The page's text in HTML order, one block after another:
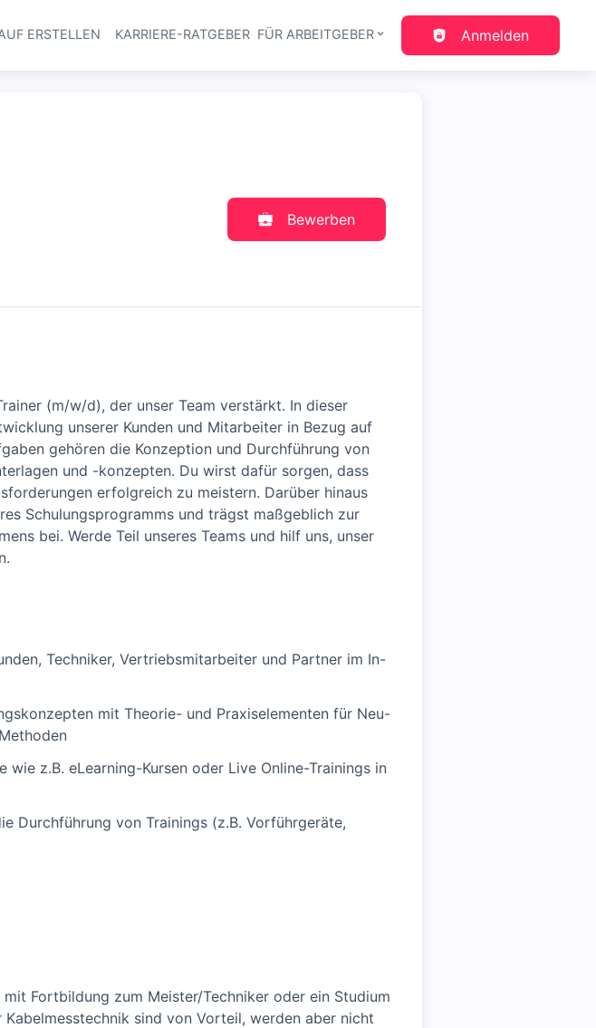
Haupt-Navigation
ERSTELLEN KARRIERE-RATGEBER FÜR ARBEITGEBER Anmelden
Bewerben
(m/w/d), der unser Team verstärkt. In dieser
unserer Kunden und Mitarbeiter in Bezug auf
gehören die Konzeption und Durchführung von
und -konzepten. Du wirst dafür sorgen, dass
erfolgreich zu meistern. Darüber hinaus
Schulungsprogramms und trägst maßgeblich zur
bei. Werde Teil unseres Teams und hilf uns, unser
Techniker, Vertriebsmitarbeiter und Partner im In-
mit Theorie- und Praxiselementen für Neu-
z.B. eLearning-Kursen oder Live Online-Trainings in
Durchführung von Trainings (z.B. Vorführgeräte,
Fortbildung zum Meister/Techniker oder ein Studium
sind von Vorteil, werden aber nicht